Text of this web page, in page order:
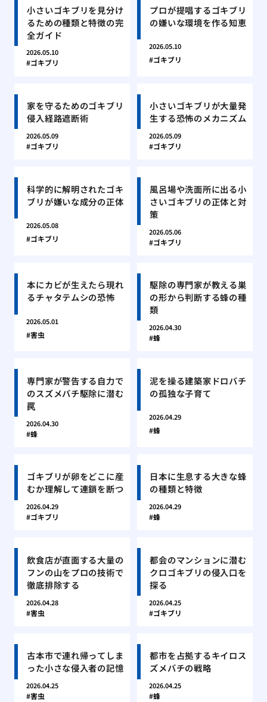
小さいゴキブリを見分け
るための種類と特徴の完
全ガイド
2026.05.10
ゴキブリ
プロが提唱するゴキブリ
の嫌いな環境を作る知恵
2026.05.10
ゴキブリ
家を守るためのゴキブリ
侵入経路遮断術
2026.05.09
ゴキブリ
小さいゴキブリが大量発
生する恐怖のメカニズム
2026.05.09
ゴキブリ
科学的に解明されたゴキ
ブリが嫌いな成分の正体
2026.05.08
ゴキブリ
風呂場や洗面所に出る小
さいゴキブリの正体と対
策
2026.05.06
ゴキブリ
本にカビが生えたら現れ
るチャタテムシの恐怖
2026.05.01
害虫
駆除の専門家が教える巣
の形から判断する蜂の種
類
2026.04.30
蜂
専門家が警告する自力で
のスズメバチ駆除に潜む
罠
2026.04.30
蜂
泥を操る建築家ドロバチ
の孤独な子育て
2026.04.29
蜂
ゴキブリが卵をどこに産
むか理解して連鎖を断つ
2026.04.29
ゴキブリ
日本に生息する大きな蜂
の種類と特徴
2026.04.29
蜂
飲食店が直面する大量の
フンの山をプロの技術で
徹底排除する
2026.04.28
害虫
都会のマンションに潜む
クロゴキブリの侵入口を
探る
2026.04.25
ゴキブリ
古本市で連れ帰ってしま
った小さな侵入者の記憶
2026.04.25
害虫
都市を占拠するキイロス
ズメバチの戦略
2026.04.25
蜂